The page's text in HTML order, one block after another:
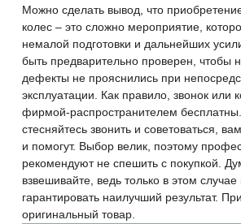
Можно сделать вывод, что
колес – это сложно мероприятие,
немалой подготовки и дальнейших
быть предварительно проверен, чтобы
дефекты не прояснились при
эксплуатации. Как правило, звонок или
фирмой-распространителем
стесняйтесь звонить и советоваться,
и помогут. Выбор велик, поэтому
рекомендуют не спешить с покупкой.
взвешивайте, ведь только в этом
гарантировать наилучший результат.
оригинальный товар.